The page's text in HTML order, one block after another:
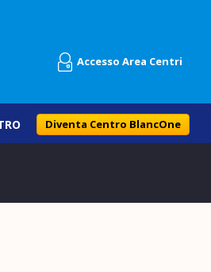
Accesso Area Centri
Diventa Centro BlancOne